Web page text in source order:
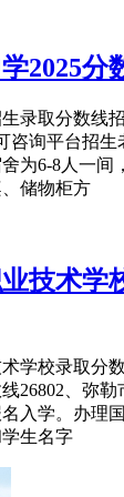
2025分
录取分数线
咨询平台招生
为6-8人一间
储物柜方
技术学
学校录取分
26802、弥
入学。办理
生名字